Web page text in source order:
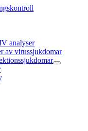
analyser
av virussjukdomar